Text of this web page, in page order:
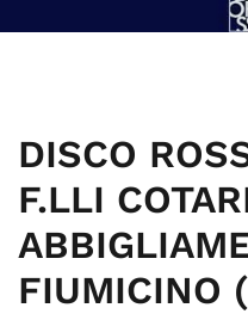
DISCO
F.LLI
FIUMICINO